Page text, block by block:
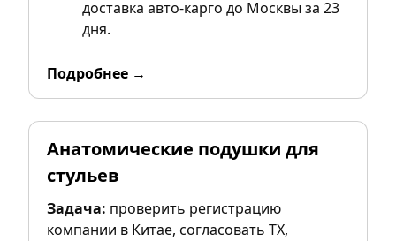
доставка авто-карго до Москвы за 23
дня.
Подробнее →
Анатомические подушки для
стульев
Задача: проверить регистрацию
компании в Китае, согласовать ТХ,